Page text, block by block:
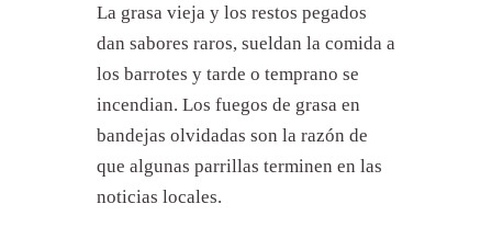
La grasa vieja y los restos pegados
dan sabores raros, sueldan la comida a
los barrotes y tarde o temprano se
incendian. Los fuegos de grasa en
bandejas olvidadas son la razón de
que algunas parrillas terminen en las
noticias locales.